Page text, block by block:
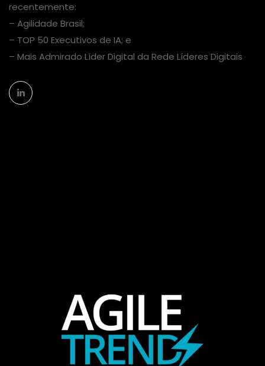
recentemente:
– Agilidade Brasil;
– TOP 50 Executivos de IA; e
– Mais Admirado Líder Digital da Rede Líderes Digitais